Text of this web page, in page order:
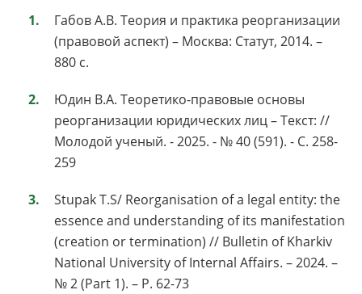
Габов А.В. Теория и практика реорганизации
(правовой аспект) – Москва: Статут, 2014. –
880 с.
Юдин В.А. Теоретико-правовые основы
реорганизации юридических лиц – Текст: //
Молодой ученый. - 2025. - № 40 (591). - С. 258-
259
Stupak T.S/ Reorganisation of a legal entity: the
essence and understanding of its manifestation
(creation or termination) // Bulletin of Kharkiv
National University of Internal Affairs. – 2024. –
№ 2 (Part 1). – P. 62-73